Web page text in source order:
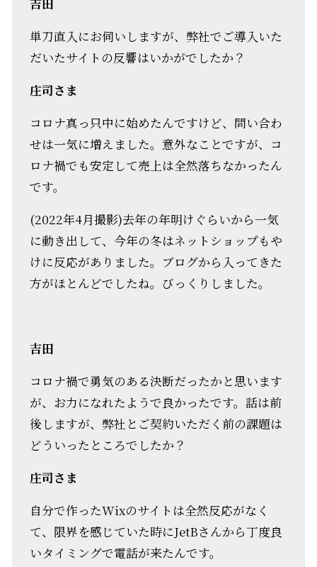
単刀直入にお伺いしますが、弊社でご導入いた
だいたサイトの反響はいかがでしたか？
庄司さま
コロナ真っ只中に始めたんですけど、問い合わ
せは一気に増えました。意外なことですが、コ
ロナ禍でも安定して売上は全然落ちなかったん
です。
(2022年4月撮影)去年の年明けぐらいから一気
に動き出して、今年の冬はネットショップもや
けに反応がありました。ブログから入ってきた
方がほとんどでしたね。びっくりしました。
吉田
コロナ禍で勇気のある決断だったかと思います
が、お力になれたようで良かったです。話は前
後しますが、弊社とご契約いただく前の課題は
どういったところでしたか？
庄司さま
自分で作ったWixのサイトは全然反応がなく
て、限界を感じていた時にJetBさんから丁度良
いタイミングで電話が来たんです。